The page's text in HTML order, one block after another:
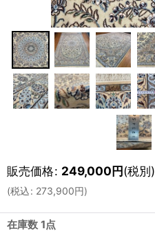
販売価格: 249,000円(税別)
(税込: 273,900円)
在庫数 1点